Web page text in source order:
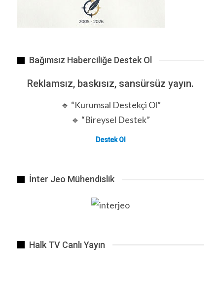
Bağımsız Haberciliğe Destek Ol
Reklamsız, baskısız, sansürsüz yayın.
🔹 “Kurumsal Destekçi Ol”
🔹 “Bireysel Destek”
Destek Ol
İnter Jeo Mühendislik
Halk TV Canlı Yayın